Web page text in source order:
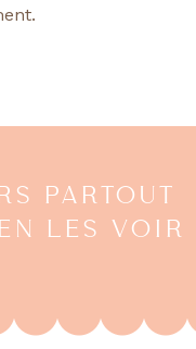
PARTOUT
LES VOIR